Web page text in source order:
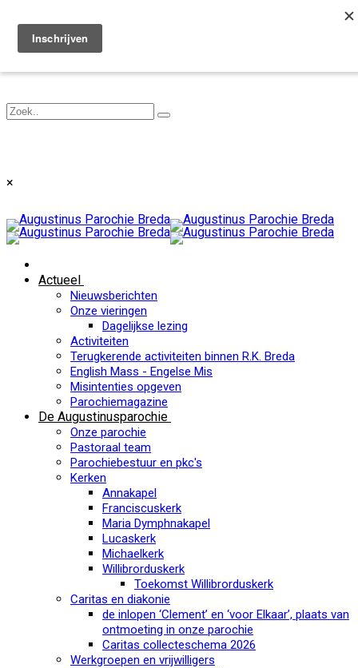
Toggle navigation
×
Actueel
Nieuwsberichten
Onze vieringen
Dagelijkse lezing
Activiteiten
Terugkerende activiteiten binnen R.K. Breda
English Mass - Engelse Mis
Misintenties opgeven
Parochiemagazine
De Augustinusparochie
Onze parochie
Pastoraal team
Parochiebestuur en pkc's
Kerken
Annakapel
Franciscuskerk
Maria Dymphnakapel
Lucaskerk
Michaelkerk
Willibrorduskerk
Toekomst Willibrorduskerk
Caritas en diakonie
de inlopen ‘Clement’ en ‘voor Elkaar’, plaats van
ontmoeting in onze parochie
Caritas collecteschema 2026
Werkgroepen en vrijwilligers